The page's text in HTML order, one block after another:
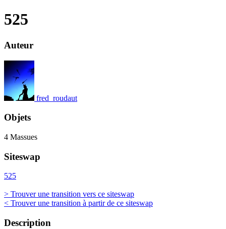
525
Auteur
fred_roudaut
Objets
4 Massues
Siteswap
525
> Trouver une transition vers ce siteswap
< Trouver une transition à partir de ce siteswap
Description